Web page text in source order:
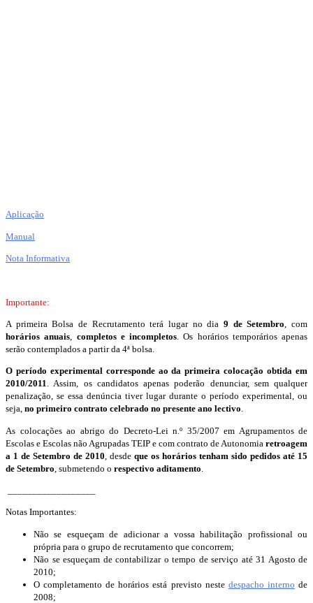
Aplicação
Manual
Nota Informativa
Importante:
A primeira Bolsa de Recrutamento terá lugar no dia 9 de Setembro, com
horários anuais, completos e incompletos. Os horários temporários apenas
serão contemplados a partir da 4ª bolsa.
O período experimental corresponde ao da primeira colocação obtida em
2010/2011. Assim, os candidatos apenas poderão denunciar, sem qualquer
penalização, se essa denúncia tiver lugar durante o período experimental, ou
seja, no primeiro contrato celebrado no presente ano lectivo.
As colocações ao abrigo do Decreto-Lei n.º 35/2007 em Agrupamentos de
Escolas e Escolas não Agrupadas TEIP e com contrato de Autonomia retroagem
a 1 de Setembro de 2010 , desde que os horários tenham sido pedidos até 15
de Setembro , submetendo o respectivo aditamento
Notas Importantes:
Não se esqueçam de adicionar a vossa habilitação profissional ou
própria para o grupo de recrutamento que concorrem;
Não se esqueçam de contabilizar o tempo de serviço até 31 Agosto de
2010;
O completamento de horários está previsto neste despacho interno de
2008;